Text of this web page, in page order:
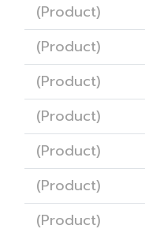
(Product)
(Product)
(Product)
(Product)
(Product)
(Product)
(Product)